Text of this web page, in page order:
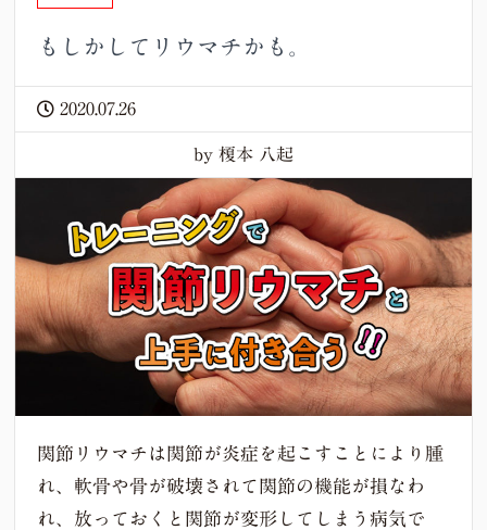
もしかしてリウマチかも。
2020.07.26
by 榎本 八起
関節リウマチは関節が炎症を起こすことにより腫
れ、軟骨や骨が破壊されて関節の機能が損なわ
れ、放っておくと関節が変形してしまう病気で